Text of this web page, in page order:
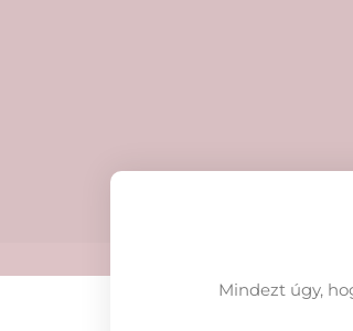
Mindezt úgy,